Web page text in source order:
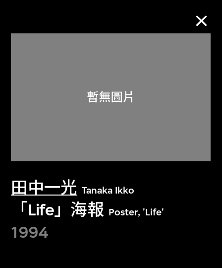
田中一光 Tanaka Ikko
「Life」海報 Poster, 'Life'
1994
關於M+藏品
探索世界頂級的二十及二十一世紀視覺
文化藏品。